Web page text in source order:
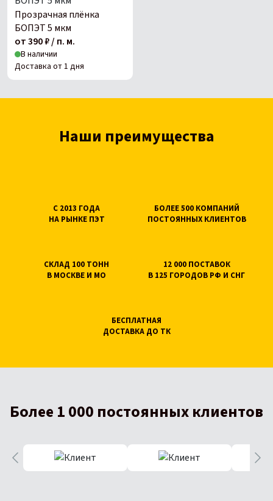
Прозрачная плёнка
БОПЭТ 5 мкм
от 390 ₽ / п. м.
В наличии
Доставка от 1 дня
Наши преимущества
С 2013 ГОДА
НА РЫНКЕ ПЭТ
БОЛЕЕ 500 КОМПАНИЙ
ПОСТОЯННЫХ КЛИЕНТОВ
СКЛАД 100 ТОНН
В МОСКВЕ И МО
12 000 ПОСТАВОК
В 125 ГОРОДОВ РФ И СНГ
БЕСПЛАТНАЯ
ДОСТАВКА ДО ТК
Более 1 000 постоянных клиентов